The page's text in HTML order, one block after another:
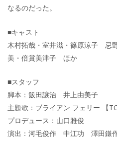
なるのだった。
■キャスト
木村拓哉・室井滋・篠原涼子 忌
美・倍賞美津子 ほか
■スタッフ
脚本：飯田譲治 井上由美子
主題歌：ブライアン フェリー 【
プロデュース：山口雅俊
演出：河毛俊作 中江功 澤田鎌